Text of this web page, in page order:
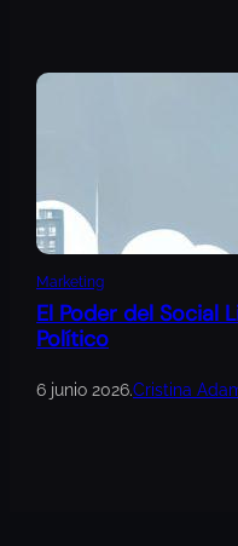
Marketing
El Poder del Social
Político
6 junio 2026.Cristina